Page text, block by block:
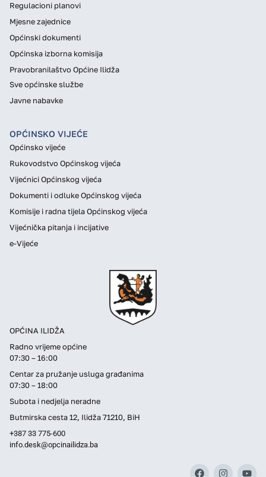
OPĆINA ILIDŽA
Radno vrijeme općine
07:30 – 16:00
Centar za pružanje usluga građanima
07:30 – 18:00
Subota i nedjelja neradne
Butmirska cesta 12, Ilidža 71210, BiH
+387 33 775-600
info.desk@opcinailidza.ba
Regulacioni planovi
Mjesne zajednice
Općinski dokumenti
Općinska izborna komisija
Pravobranilaštvo Općine Ilidža
Sve općinske službe
Javne nabavke
OPĆINSKO VIJEĆE
Općinsko vijeće
Rukovodstvo Općinskog vijeća
Vijećnici Općinskog vijeća
Dokumenti i odluke Općinskog vijeća
Komisije i radna tijela Općinskog vijeća
Vijećnička pitanja i incijative
e-Vijeće